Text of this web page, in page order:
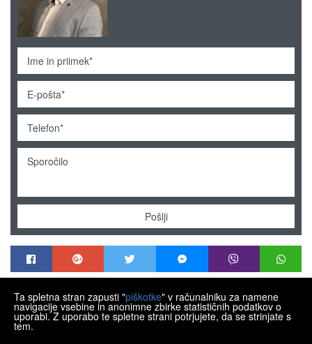
Pošlji
MENDEK NEKRETNINE
Trg Matije Gupca 21, Varaždin HR-42000
+385 99 430 9770
Ta spletna stran zapusti "piškotke" v računalniku za namene
navigacije vsebine in anonimne zbirke statističnih podatkov o
uporabi. Z uporabo te spletne strani potrjujete, da se strinjate s
tem.